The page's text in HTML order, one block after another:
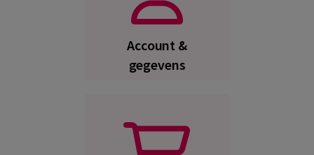
Account &
gegevens